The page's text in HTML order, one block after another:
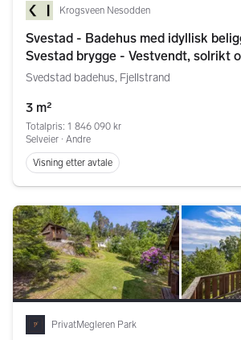
Krogsveen Nesodden
Svestad - Badehus med idyllisk
Svestad brygge - Vestvendt, solrikt
bøyefeste til båt!
Svedstad badehus, Fjellstrand
3 m²
Totalpris: 1 846 090 kr
Selveier ∙ Andre
Visning etter avtale
PrivatMegleren Park